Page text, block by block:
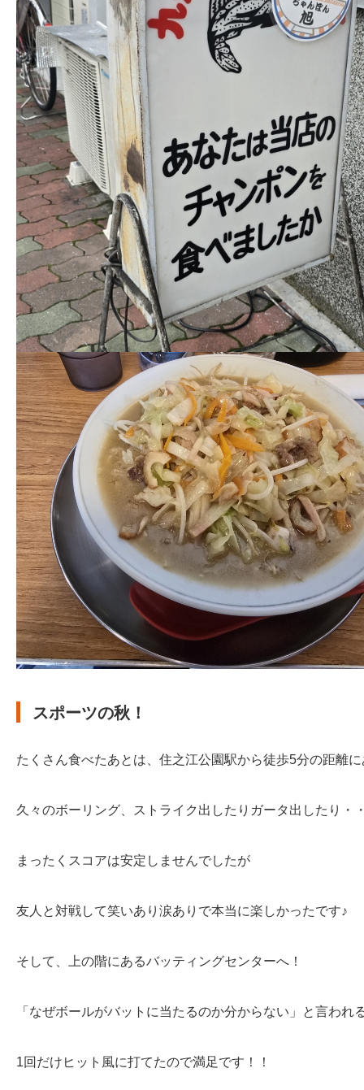
スポーツの秋！
たくさん食べたあとは、住之江公園駅から徒歩5分の距離
久々のボーリング、ストライク出したりガータ出したり・
まったくスコアは安定しませんでしたが
友人と対戦して笑いあり涙ありで本当に楽しかったです♪
そして、上の階にあるバッティングセンターへ！
「なぜボールがバットに当たるのか分からない」と言われ
1回だけヒット風に打てたので満足です！！